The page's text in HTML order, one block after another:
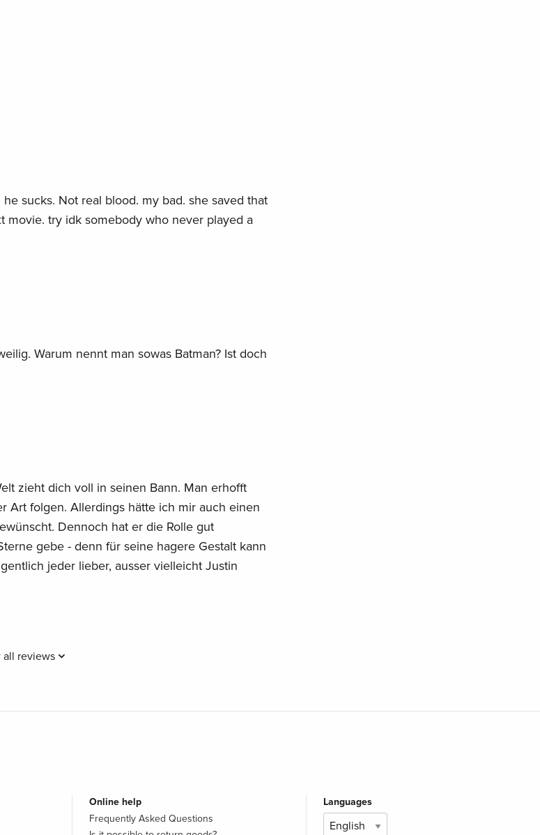
sucks. Not real blood. my bad. she saved that
movie. try idk somebody who never played a
Warum nennt man sowas Batman? Ist doch
zieht dich voll in seinen Bann. Man erhofft
Art folgen. Allerdings hätte ich mir auch einen
Dennoch hat er die Rolle gut
gebe - denn für seine hagere Gestalt kann
jeder lieber, ausser vielleicht Justin
all reviews
Online help
Frequently Asked Questions
Languages